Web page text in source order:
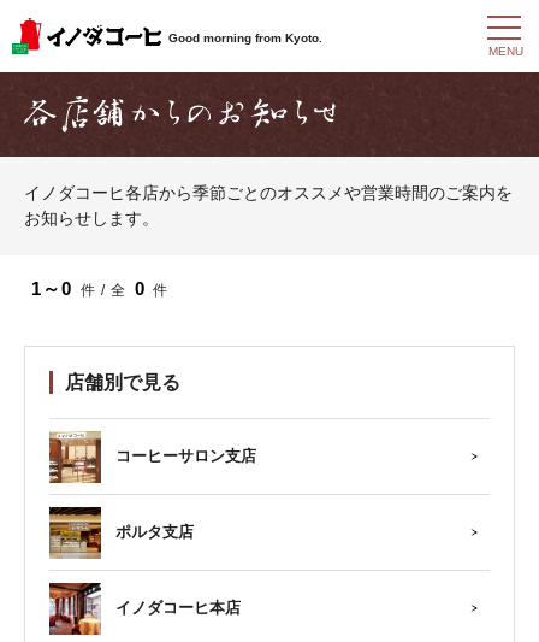
Good morning from Kyoto.
t
o
n
v
n
MENU
イノダコーヒ各店から季節ごとのオススメや営業時間のご案内を
お知らせします。
1～0 件 / 全 0 件
店舗別で見る
コーヒーサロン支店
ポルタ支店
イノダコーヒ本店